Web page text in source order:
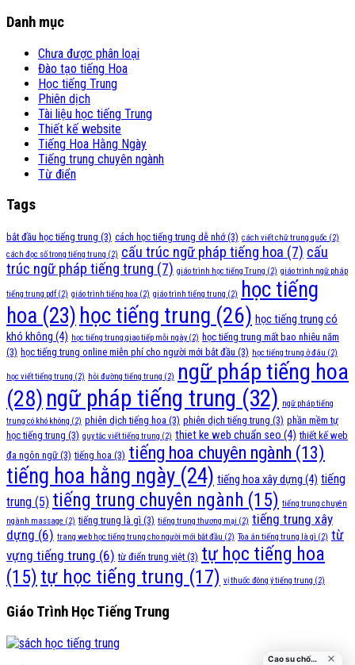
Danh mục
Chưa được phân loại
Đào tạo tiếng Hoa
Học tiếng Trung
Phiên dịch
Tài liệu học tiếng Trung
Thiết kế website
Tiếng Hoa Hằng Ngày
Tiếng trung chuyên ngành
Từ điển
Tags
bắt đầu học tiếng trung (3) cách học tiếng trung dễ nhớ(3) cách viết chữ trung quốc (2)
cách đọc số trong tiếng trung (2) cấu trúc ngữ pháp tiếng hoa (7) cấu
trúc ngữ pháp tiếng trung (7) giáo trình học tiếng Trung (2) giáo trình ngữ pháp
tiếng trung pdf (2) giáo trình tiếng hoa (2) giáo trình tiếng trung (2)
học tiếng
hoa (23) học tiếng trung (26) học tiếng trung có
khó không (4) học tiếng trung giao tiếp mỗi ngày(2) học tiếng trung mất bao nhiêu năm
(3) học tiếng trung online miễn phí cho người mới bắt đầu (3) học tiếng trung ở đâu (2)
học viết tiếng trung (2) hỏi đường tiếng trung (2) ngữ pháp tiếng hoa
(28) ngữ pháp tiếng trung (32) ngữ pháp tiếng
trung có khó không (2) phiên dịch tiếng hoa (3) phiên dịch tiếng trung (3) phần mềm tự
học tiếng trung (3) quy tắc viết tiếng trung (2) thiet ke web chuẩn seo (4) thiết kế web
đa ngôn ngữ (3) tiếng hoa (3) tiếng hoa chuyên ngành (13)
tiếng hoa hằng ngày (24) tiếng hoa xây dựng (4) tiếng
trung (5) tiếng trung chuyên ngành (15) tiếng trung chuyên
ngành massage (2) tiếng trung là gì (3) tiếng trung thương mại (2) tiếng trung xây
dựng (6) trang web học tiếng trung cho người mới bắt đầu (2) Tòa án tiếng trung là gì (2) từ
vựng tiếng trung (6) từ điển trung việt (3) tự học tiếng hoa
(15) tự học tiếng trung (17) vị thuốc đông ý tiếng trung (2)
Giáo Trình Học Tiếng Trung
Cao su chống va đập cửa